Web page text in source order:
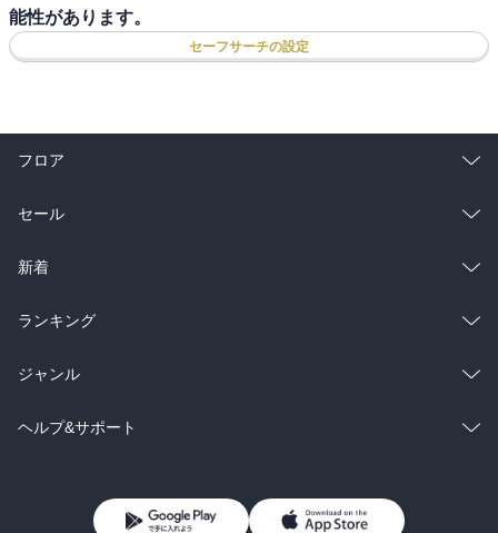
能性があります。
セーフサーチの設定
フロア
総合
ラノベ
雑誌・グラビア
BL・TL
セール
総合
ラノベ
雑誌・グラビア
BL・TL
新着
総合
ラノベ
雑誌・グラビア
ランキング
総合
ラノベ
ジャンル
コミック
ライトノベル 男子向けラノベ
ヘルプ&サポート